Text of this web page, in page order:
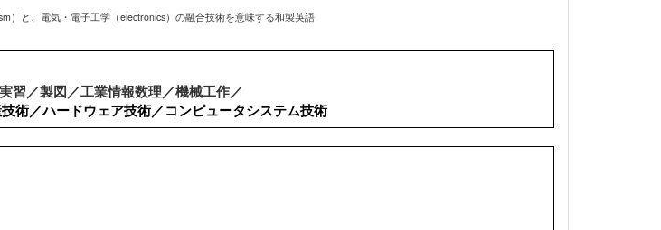
）と、電気・電子工学（electronics）の融合技術を意味する和製英語
習／製図／工業情報数理／機械工作／
術／ハードウェア技術／コンピュータシステム技術